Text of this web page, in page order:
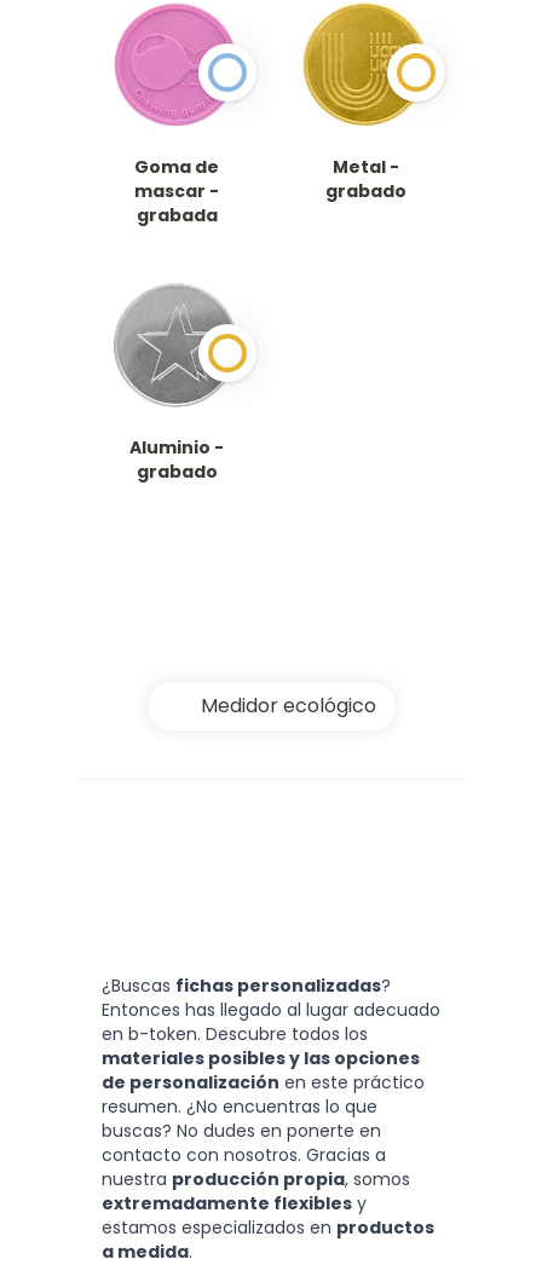
Goma de
mascar -
grabada
Metal -
grabado
Aluminio -
grabado
Medidor ecológico
¿Buscas fichas personalizadas?
Entonces has llegado al lugar adecuado
en b-token. Descubre todos los
materiales posibles y las opciones
de personalización en este práctico
resumen. ¿No encuentras lo que
buscas? No dudes en ponerte en
contacto con nosotros. Gracias a
nuestra producción propia, somos
extremadamente flexibles y
estamos especializados en productos
a medida.